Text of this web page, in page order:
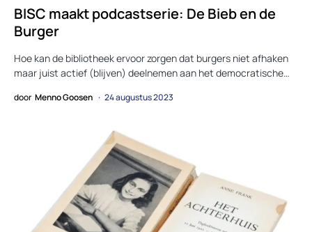
BISC maakt podcastserie: De Bieb en de
Burger
Hoe kan de bibliotheek ervoor zorgen dat burgers niet afhaken
maar juist actief (blijven) deelnemen aan het democratische…
door Menno Goosen 24 augustus 2023